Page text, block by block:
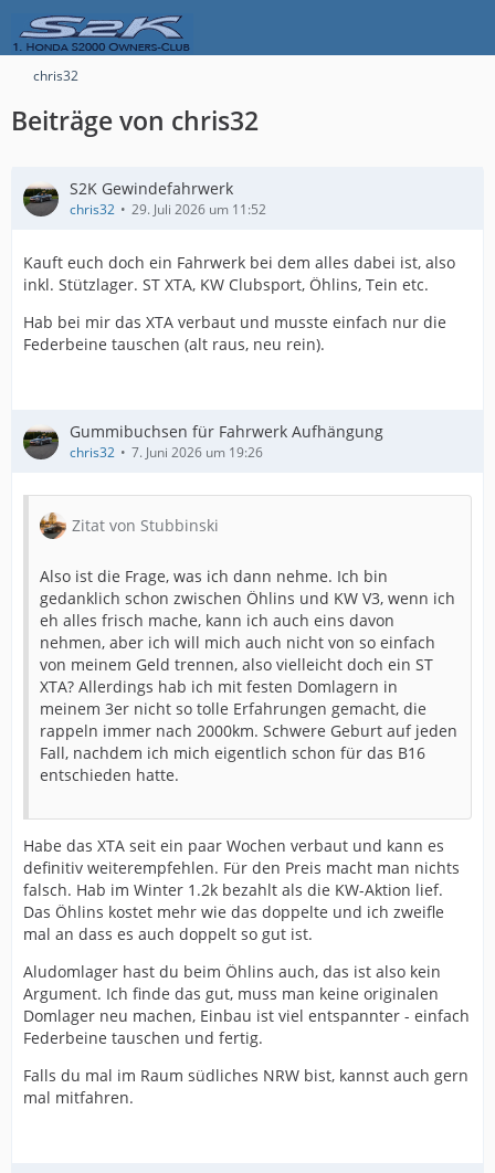
chris32
Beiträge von chris32
S2K Gewindefahrwerk
chris32 29. Juli 2026 um 11:52
Kauft euch doch ein Fahrwerk bei dem alles dabei ist, also
inkl. Stützlager. ST XTA, KW Clubsport, Öhlins, Tein etc.
Hab bei mir das XTA verbaut und musste einfach nur die
Federbeine tauschen (alt raus, neu rein).
Gummibuchsen für Fahrwerk Aufhängung
chris32 7. Juni 2026 um 19:26
Zitat von Stubbinski
Also ist die Frage, was ich dann nehme. Ich bin
gedanklich schon zwischen Öhlins und KW V3, wenn ich
eh alles frisch mache, kann ich auch eins davon
nehmen, aber ich will mich auch nicht von so einfach
von meinem Geld trennen, also vielleicht doch ein ST
XTA? Allerdings hab ich mit festen Domlagern in
meinem 3er nicht so tolle Erfahrungen gemacht, die
rappeln immer nach 2000km. Schwere Geburt auf jeden
Fall, nachdem ich mich eigentlich schon für das B16
entschieden hatte.
Habe das XTA seit ein paar Wochen verbaut und kann es
definitiv weiterempfehlen. Für den Preis macht man nichts
falsch. Hab im Winter 1.2k bezahlt als die KW-Aktion lief.
Das Öhlins kostet mehr wie das doppelte und ich zweifle
mal an dass es auch doppelt so gut ist.
Aludomlager hast du beim Öhlins auch, das ist also kein
Argument. Ich finde das gut, muss man keine originalen
Domlager neu machen, Einbau ist viel entspannter - einfach
Federbeine tauschen und fertig.
Falls du mal im Raum südliches NRW bist, kannst auch gern
mal mitfahren.